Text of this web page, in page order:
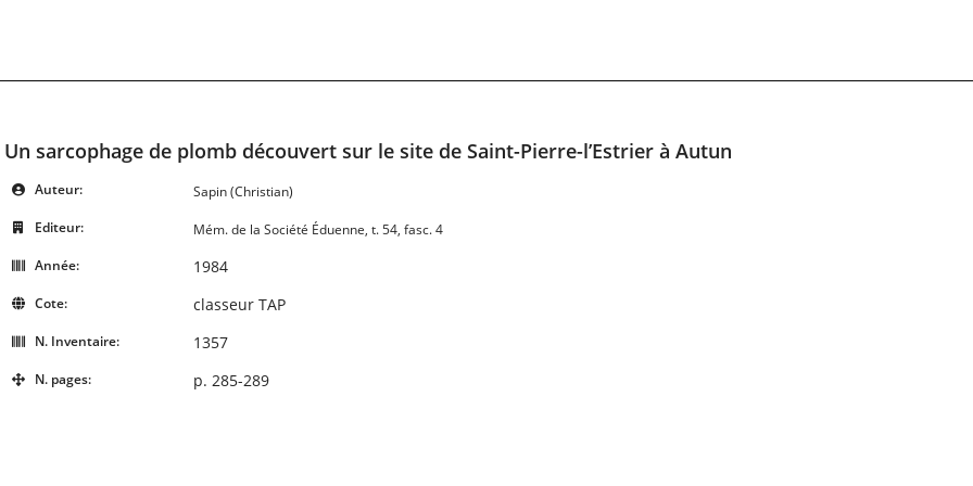
Un sarcophage de plomb découvert sur le site de Saint-Pierre-l’Estrier à Autun
Auteur:
Sapin (Christian)
Editeur:
Mém. de la Société Éduenne, t. 54, fasc. 4
Année:
1984
Cote: classeur TAP
N. Inventaire: 1357
N. pages: p. 285-289